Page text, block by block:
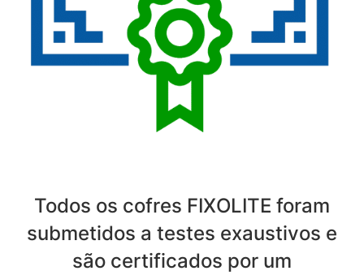
Todos os cofres FIXOLITE foram
submetidos a testes exaustivos e
são certificados por um